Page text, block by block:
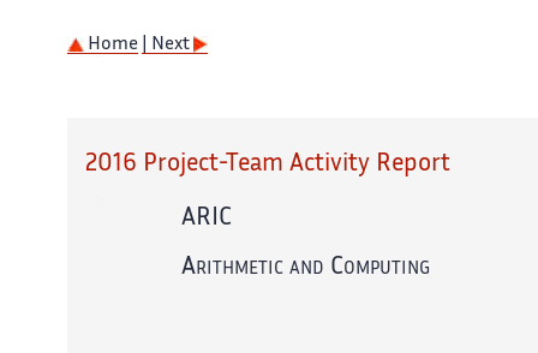
Home | Next
2016 Project-Team Activity Report
ARIC
Arithmetic and Computing